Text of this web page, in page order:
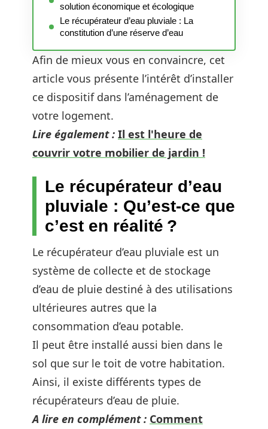
solution économique et écologique
Le récupérateur d’eau pluviale : La
constitution d’une réserve d’eau
Afin de mieux vous en convaincre, cet
article vous présente l’intérêt d’installer
ce dispositif dans l’aménagement de
votre logement.
Lire également : Il est l'heure de
couvrir votre mobilier de jardin !
Le récupérateur d’eau
pluviale : Qu’est-ce que
c’est en réalité ?
Le récupérateur d’eau pluviale est un
système de collecte et de stockage
d’eau de pluie destiné à des utilisations
ultérieures autres que la
consommation d’eau potable.
Il peut être installé aussi bien dans le
sol que sur le toit de votre habitation.
Ainsi, il existe différents types de
récupérateurs d’eau de pluie.
A lire en complément : Comment